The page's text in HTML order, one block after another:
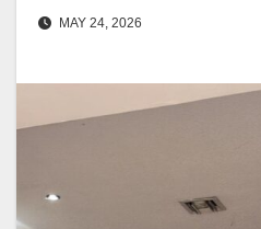
MAY 24, 2026